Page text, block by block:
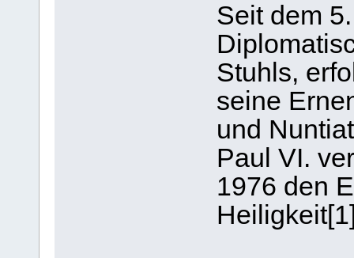
Seit dem
Stuhls,
seine
und
Paul VI.
1976 den